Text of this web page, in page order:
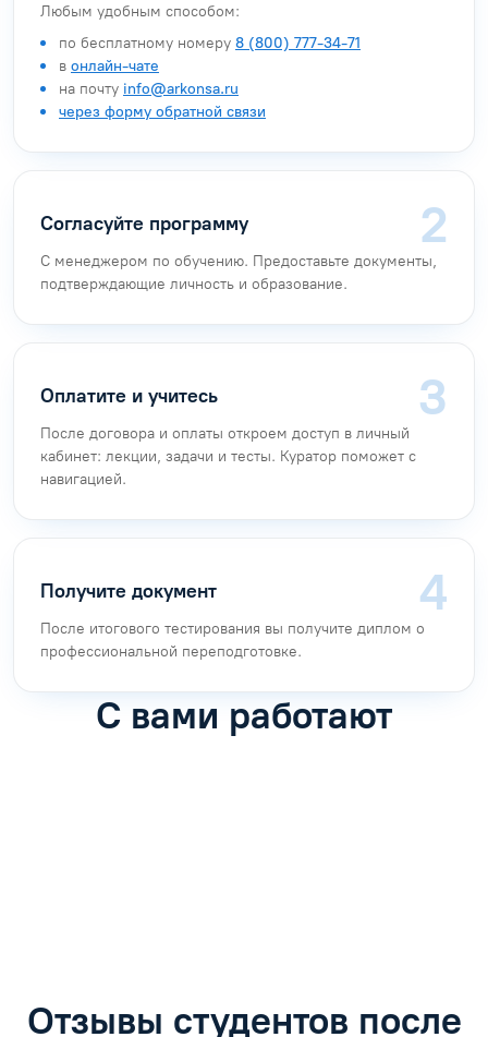
Любым удобным способом:
по бесплатному номеру 8 (800) 777-34-71
в онлайн-чате
на почту info@arkonsa.ru
через форму обратной связи
Согласуйте программу
С менеджером по обучению. Предоставьте документы,
подтверждающие личность и образование.
Оплатите и учитесь
После договора и оплаты откроем доступ в личный
кабинет: лекции, задачи и тесты. Куратор поможет с
навигацией.
Получите документ
После итогового тестирования вы получите диплом о
профессиональной переподготовке.
С вами работают
Отзывы студентов после